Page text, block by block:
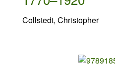
Collstedt, Christopher